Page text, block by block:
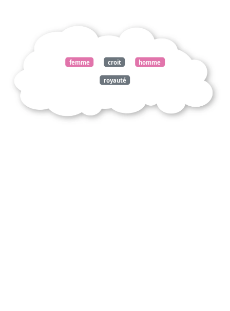
femme croit homme
royauté